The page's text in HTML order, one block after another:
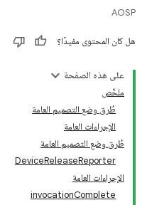
AOSP
هل كان المحتوى مفيدًا؟
على هذه الصفحة
ملخّص
طُرق وضع التصميم العامة
الإجراءات العامة
طُرق وضع التصميم العامة
DeviceReleaseReporter
الإجراءات العامة
invocationComplete